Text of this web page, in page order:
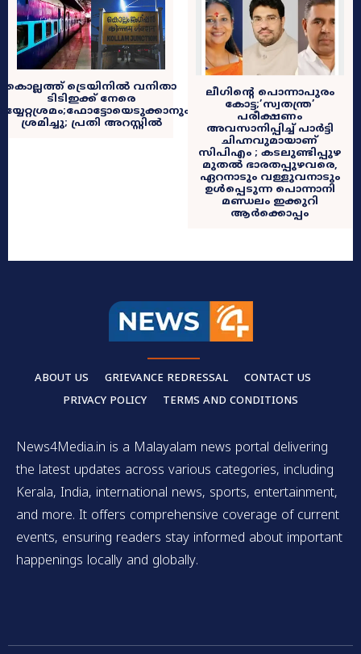
കൊല്ലത്ത് ട്രെയിനിൽ വനിതാ
ടിടിഇക്ക് നേരെ
ശ്രമിച്ചു; പ്രതി അറസ്റ്റിൽ
ലീഗിൻ്റെ പൊന്നാപുരം
കോട്ട;’സ്വതന്ത്ര’
പരീക്ഷണം
അവസാനിപ്പിച്ച് പാര്‍ട്ടി
ചിഹ്നവുമായാണ്
സിപിഎം ; കടലുണ്ടിപ്പുഴ
മുതല്‍ ഭാരതപ്പുഴവരെ,
ഏറനാടും വള്ളുവനാടും
ഉള്‍പ്പെടുന്ന പൊന്നാനി
മണ്ഡലം ഇക്കുറി
ആർക്കൊപ്പം
ABOUT US GRIEVANCE REDRESSAL
CONTACT US
PRIVACY POLICY
TERMS AND CONDITIONS
News4Media.in is a Malayalam news portal delivering
the latest updates across various categories, including
Kerala, India, international news, sports, entertainment,
and more. It offers comprehensive coverage of current
events, ensuring readers stay informed about important
happenings locally and globally.